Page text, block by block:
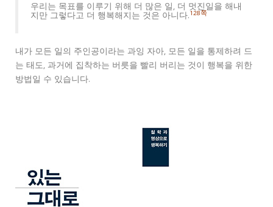
우리는 목표를 이루기 위해 더 많은 일, 더 멋진일을 해내
지만 그렇다고 더 행복해지는 것은 아니다.128쪽
내가 모든 일의 주인공이라는 과잉 자아, 모든 일을 통제하려 드
는 태도, 과거에 집착하는 버릇을 빨리 버리는 것이 행복을 위한
방법일 수 있습니다.